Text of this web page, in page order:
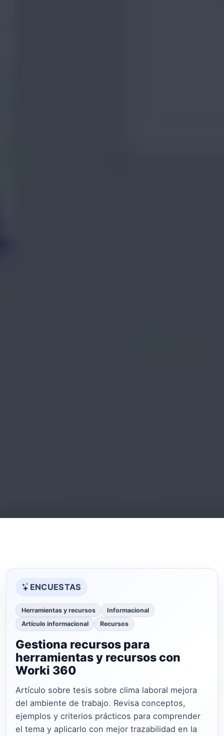
ENCUESTAS
Herramientas y recursos
Informacional
Artículo informacional
Recursos
Gestiona recursos para
herramientas y recursos con
Worki 360
Artículo sobre tesis sobre clima laboral mejora
del ambiente de trabajo. Revisa conceptos,
ejemplos y criterios prácticos para comprender
el tema y aplicarlo con mejor trazabilidad en la